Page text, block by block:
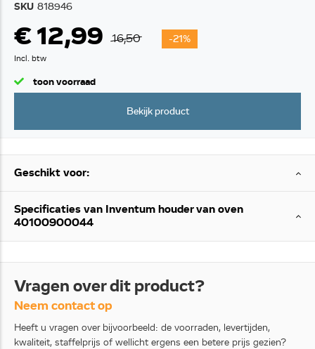
SKU 818946
€ 12,99 16,50 -21%
Incl. btw
toon voorraad
Bekijk product
Geschikt voor:
Specificaties van Inventum houder van oven
40100900044
Vragen over dit product?
Neem contact op
Heeft u vragen over bijvoorbeeld: de voorraden, levertijden,
kwaliteit, staffelprijs of wellicht ergens een betere prijs gezien?